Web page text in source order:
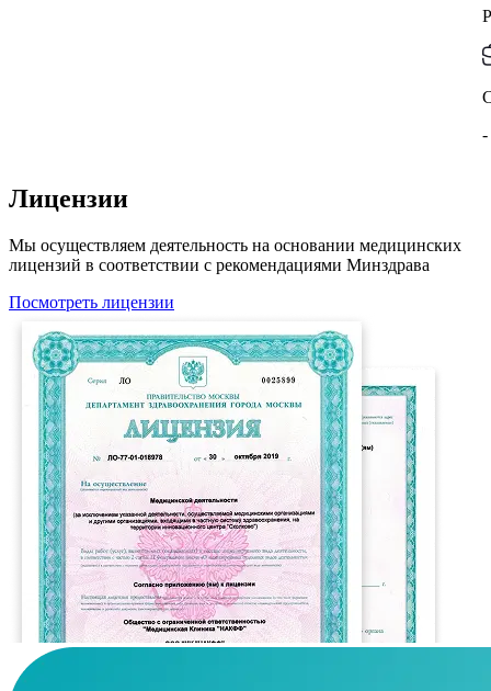
-
Лицензии
Мы осуществляем деятельность на основании медицинских
лицензий в соответствии с рекомендациями Минздрава
Посмотреть лицензии